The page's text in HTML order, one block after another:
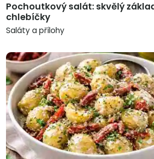
Pochoutkový salát: skvělý
chlebíčky
Saláty a přílohy